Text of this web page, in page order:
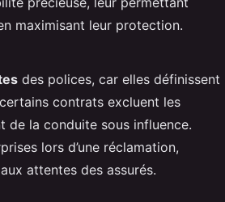
maximisant leur protection.
des polices, car elles définissent
contrats excluent les
de la conduite sous influence.
lors d’une réclamation,
attentes des assurés.